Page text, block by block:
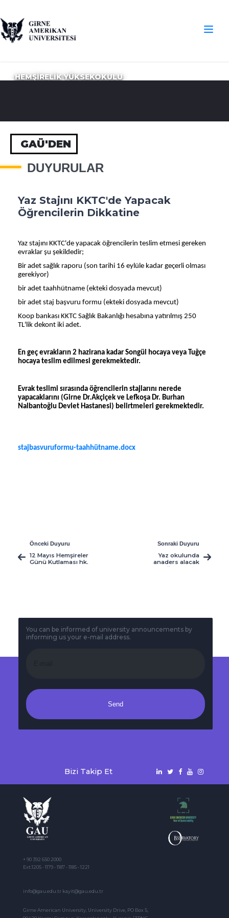
HEMŞİRELİK YÜKSEKOKULU
GAÜ'DEN
DUYURULAR
Yaz Stajını KKTC'de Yapacak
Öğrencilerin Dikkatine
Yaz stajını KKTC'de yapacak öğrencilerin teslim etmesi gereken
evraklar şu şekildedir;
Bir adet sağlık raporu (son tarihi 16 eylüle kadar geçerli olması
gerekiyor)
bir adet taahhütname (ekteki dosyada mevcut)
bir adet staj başvuru formu (ekteki dosyada mevcut)
Koop bankası KKTC Sağlık Bakanlığı hesabına yatırılmış 250
TL'lik dekont iki adet.
En geç evrakların 2 hazirana kadar Songül hocaya veya Tuğçe
hocaya teslim edilmesi gerekmektedir.
Evrak teslimi sırasında öğrencilerin stajlarını nerede
yapacaklarını (Girne Dr.Akçiçek ve Lefkoşa Dr. Burhan
Nalbantoğlu Devlet Hastanesi) belirtmeleri gerekmektedir.
stajbasvuruformu-taahhütname.docx
Önceki Duyuru
12 Mayıs Hemşireler
Günü Kutlaması hk.
Sonraki Duyuru
Yaz okulunda
anaders alacak
öğrencilerin
You can be informed of university announcements by
informing us your e-mail address.
Send
Bizi Takip Et
+ 90 392 650 2000
Ext:1205 - 1179 - 1187 - 1185 - 1221
info@gau.edu.tr kayit@gau.edu.tr
Girne American University, University Drive, PO Box 5,